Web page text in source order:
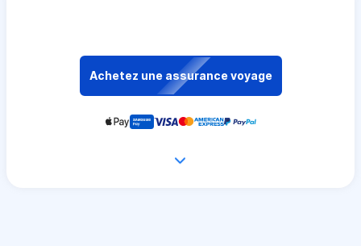
Achetez une assurance voyage